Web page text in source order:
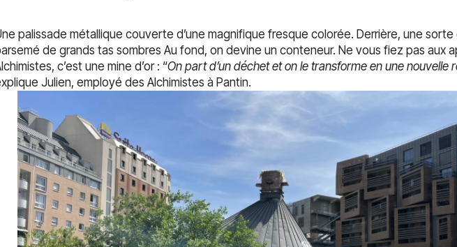
palissade métallique couverte d’une magnifique fresque colorée. Derrière, une
de grands tas sombres Au fond, on devine un conteneur. Ne vous fiez pas aux
c’est une mine d’or : “On part d’un déchet et on le transforme en une nouvelle
Julien, employé des Alchimistes à Pantin.